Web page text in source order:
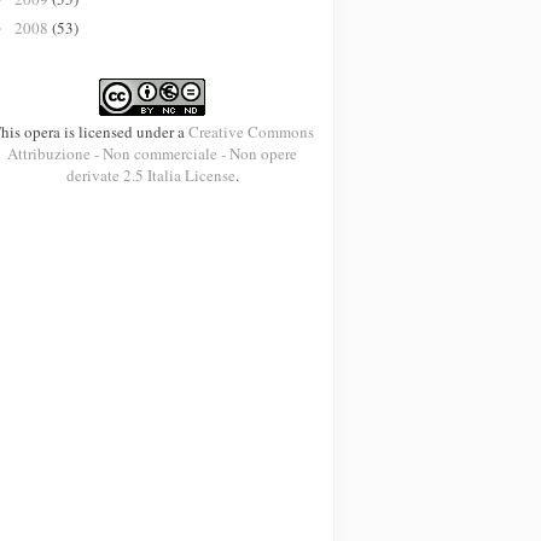
2008 (53)
opera is licensed under a Creative Commons
Attribuzione - Non commerciale - Non opere
derivate 2.5 Italia License.